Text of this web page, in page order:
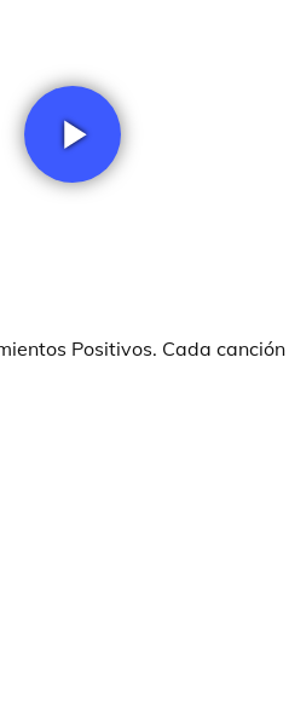
Positivos. Cada